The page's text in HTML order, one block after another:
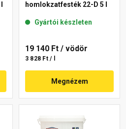
homlokzatfesték 22-D 5 l
Gyártói készleten
19 140 Ft / vödör
3 828 Ft / l
Megnézem